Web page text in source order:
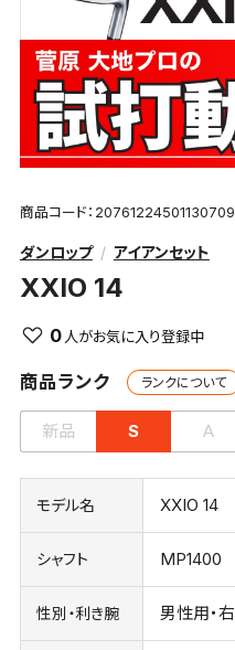
商品コード：
ダンロップ アイアンセット
XXIO 14
0
商品ランク ランクについて
新品 S A
モデル名 XXIO 14
シャフト MP1400
性別・利き腕 男性用・右